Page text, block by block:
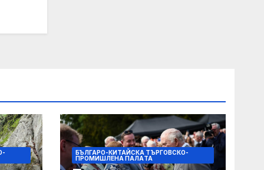
БЪЛГАРО-КИТАЙСКА ТЪРГОВСКО-
ПРОМИШЛЕНА ПАЛAТА